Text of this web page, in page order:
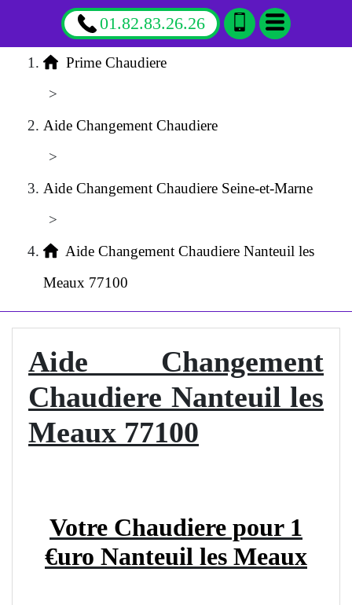
01.82.83.26.26
Prime Chaudiere
>
Aide Changement Chaudiere
>
Aide Changement Chaudiere Seine-et-Marne
>
Aide Changement Chaudiere Nanteuil les
Meaux 77100
Aide Changement
Chaudiere Nanteuil les
Meaux 77100
Votre Chaudiere pour 1
€uro Nanteuil les Meaux